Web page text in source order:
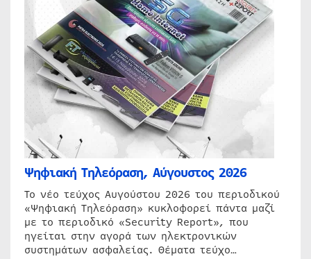
Ψηφιακή Τηλεόραση, Αύγουστος 2026
Το νέο τεύχος Αυγούστου 2026 του περιοδικού
«Ψηφιακή Τηλεόραση» κυκλοφορεί πάντα μαζί
με το περιοδικό «Security Report», που
ηγείται στην αγορά των ηλεκτρονικών
συστημάτων ασφαλείας. Θέματα τεύχο…